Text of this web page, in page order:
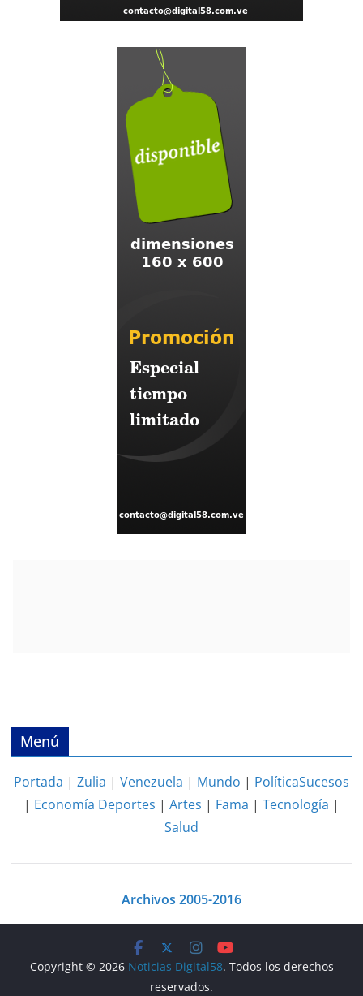
Menú
Portada | Zulia | Venezuela | Mundo | PolíticaSucesos
| Economía Deportes | Artes | Fama | Tecnología |
Salud
Archivos 2005-2016
Copyright © 2026 Noticias Digital58. Todos los derechos
reservados.